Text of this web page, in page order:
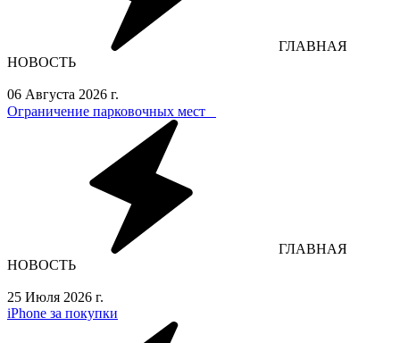
ГЛАВНАЯ
НОВОСТЬ
06 Августа 2026 г.
Ограничение парковочных мест⁣⁣⠀
ГЛАВНАЯ
НОВОСТЬ
25 Июля 2026 г.
iPhone за покупки